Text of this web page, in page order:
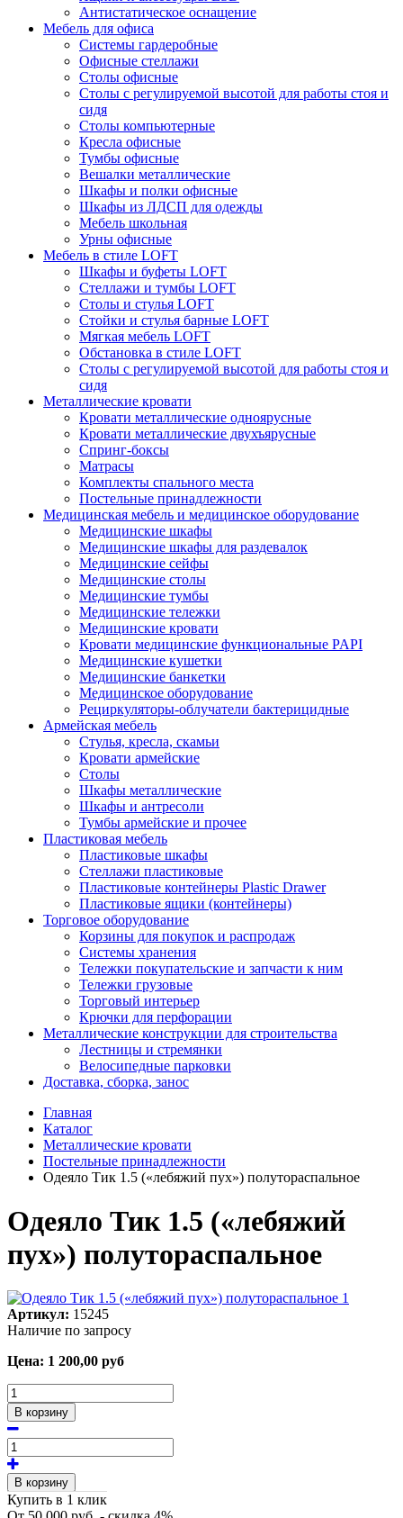
Антистатическое оснащение
Мебель для офиса
Системы гардеробные
Офисные стеллажи
Столы офисные
Столы с регулируемой высотой для работы стоя и
сидя
Столы компьютерные
Кресла офисные
Тумбы офисные
Вешалки металлические
Шкафы и полки офисные
Шкафы из ЛДСП для одежды
Мебель школьная
Урны офисные
Мебель в стиле LOFT
Шкафы и буфеты LOFT
Стеллажи и тумбы LOFT
Столы и стулья LOFT
Стойки и стулья барные LOFT
Мягкая мебель LOFT
Обстановка в стиле LOFT
Столы с регулируемой высотой для работы стоя и
сидя
Металлические кровати
Кровати металлические одноярусные
Кровати металлические двухъярусные
Спринг-боксы
Матрасы
Комплекты спального места
Постельные принадлежности
Медицинская мебель и медицинское оборудование
Медицинские шкафы
Медицинские шкафы для раздевалок
Медицинские сейфы
Медицинские столы
Медицинские тумбы
Медицинские тележки
Медицинские кровати
Кровати медицинские функциональные PAPI
Медицинские кушетки
Медицинские банкетки
Медицинское оборудование
Рециркуляторы-облучатели бактерицидные
Армейская мебель
Стулья, кресла, скамьи
Кровати армейские
Столы
Шкафы металлические
Шкафы и антресоли
Тумбы армейские и прочее
Пластиковая мебель
Пластиковые шкафы
Стеллажи пластиковые
Пластиковые контейнеры Plastic Drawer
Пластиковые ящики (контейнеры)
Торговое оборудование
Корзины для покупок и распродаж
Системы хранения
Тележки покупательские и запчасти к ним
Тележки грузовые
Торговый интерьер
Крючки для перфорации
Металлические конструкции для строительства
Лестницы и стремянки
Велосипедные парковки
Доставка, сборка, занос
Главная
Каталог
Металлические кровати
Постельные принадлежности
Одеяло Тик 1.5 («лебяжий пух») полутораспальное
Одеяло Тик 1.5 («лебяжий
пух») полутораспальное
Артикул: 15245
Наличие по запросу
Цена: 1 200,00 руб
В корзину
В корзину
Купить в 1 клик